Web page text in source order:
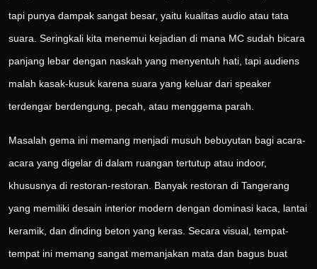
tapi punya dampak sangat besar, yaitu kualitas audio atau tata
suara. Seringkali kita menemui kejadian di mana MC sudah bicara
panjang lebar dengan naskah yang menyentuh hati, tapi audiens
malah kasak-kusuk karena suara yang keluar dari speaker
terdengar berdengung, pecah, atau menggema parah.
Masalah gema ini memang menjadi musuh bebuyutan bagi acara-
acara yang digelar di dalam ruangan tertutup atau indoor,
khususnya di restoran-restoran. Banyak restoran di Tangerang
yang memiliki desain interior modern dengan dominasi kaca, lantai
keramik, dan dinding beton yang keras. Secara visual, tempat-
tempat ini memang sangat memanjakan mata dan bagus buat